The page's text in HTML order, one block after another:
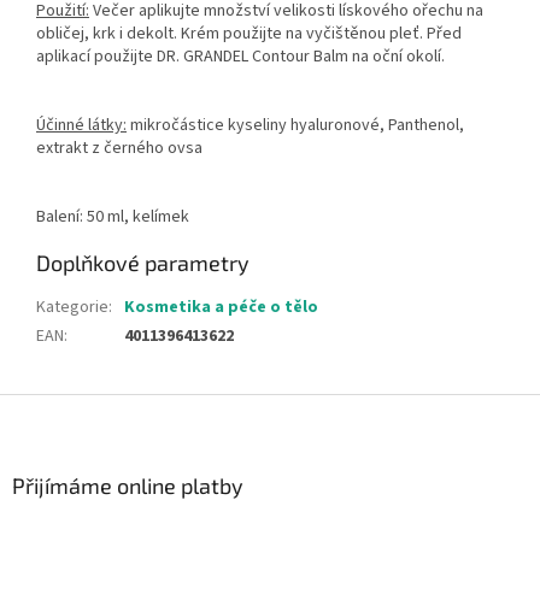
Použití: Večer aplikujte množství velikosti lískového ořechu na
obličej, krk i dekolt. Krém použijte na vyčištěnou pleť. Před
aplikací použijte DR. GRANDEL Contour Balm na oční okolí.
Účinné látky: mikročástice kyseliny hyaluronové, Panthenol,
extrakt z černého ovsa
Balení: 50 ml, kelímek
Doplňkové parametry
Kategorie: Kosmetika a péče o tělo
EAN: 4011396413622
Přijímáme online platby